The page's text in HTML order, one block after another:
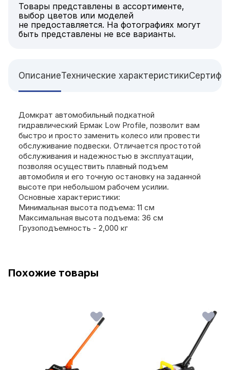
Товары представлены в ассортименте,
выбор цветов или моделей
не предоставляется. На фотографиях могут
быть представлены не все варианты.
ОписаниеТехнические характеристики
Домкрат автомобильный подкатной
гидравлический Ермак Low Profile, позволит вам
быстро и просто заменить колесо или провести
обслуживание подвески. Отличается простотой
обслуживания и надежностью в эксплуатации,
позволяя осуществить плавный подъем
автомобиля и его точную остановку на заданной
высоте при небольшом рабочем усилии.
Основные характеристики:
Минимальная высота подъема: 11 см
Максимальная высота подъема: 36 см
Грузоподъемность - 2,000 кг
Похожие товары